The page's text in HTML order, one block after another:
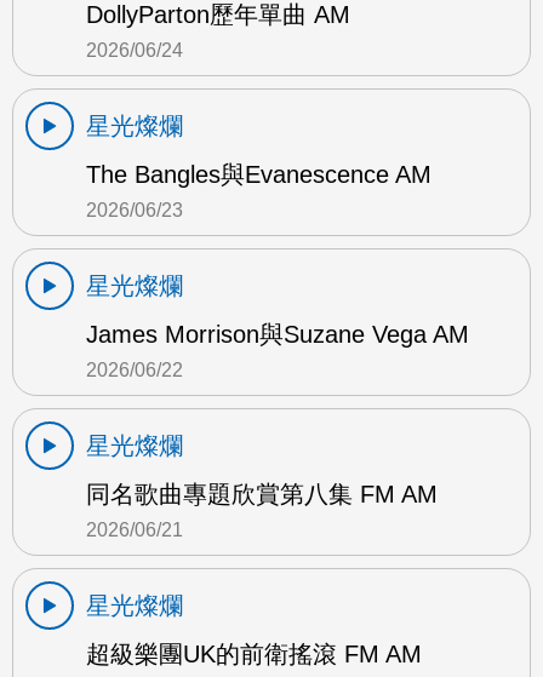
DollyParton歷年單曲 AM
2026/06/24
星光燦爛
The Bangles與Evanescence AM
2026/06/23
星光燦爛
James Morrison與Suzane Vega AM
2026/06/22
星光燦爛
同名歌曲專題欣賞第八集 FM AM
2026/06/21
星光燦爛
超級樂團UK的前衛搖滾 FM AM